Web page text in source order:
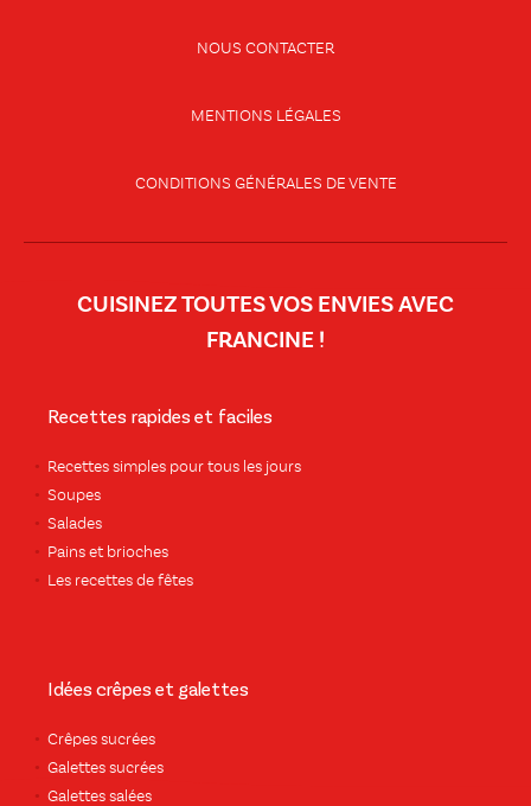
NOUS CONTACTER
MENTIONS LÉGALES
CONDITIONS GÉNÉRALES DE VENTE
CUISINEZ TOUTES VOS ENVIES AVEC
FRANCINE !
Recettes rapides et faciles
Recettes simples pour tous les jours
Soupes
Salades
Pains et brioches
Les recettes de fêtes
Idées crêpes et galettes
Crêpes sucrées
Galettes sucrées
Galettes salées